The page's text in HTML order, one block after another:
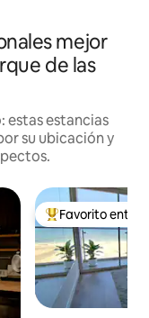
mejor
de las
estas estancias
su ubicación y
De los mejores
Favorito entre